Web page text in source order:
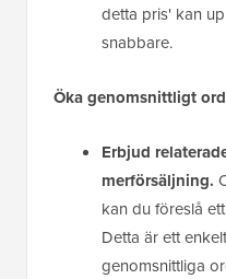
detta pris' kan
snabbare.
Öka genomsnittligt
Erbjud
merförsäljning.
kan du föreslå
Detta är ett
genomsnittliga